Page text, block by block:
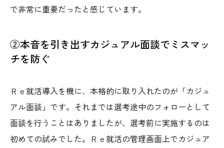
で非常に重要だったと感じています。
②本音を引き出すカジュアル面談でミスマッ
チを防ぐ
Ｒｅ就活導入を機に、本格的に取り入れたのが「カジュ
アル面談」です。それまでは選考途中のフォローとして
面談を行うことはありましたが、選考前に実施するのは
初めての試みでした。Ｒｅ就活の管理画面上でカジュア